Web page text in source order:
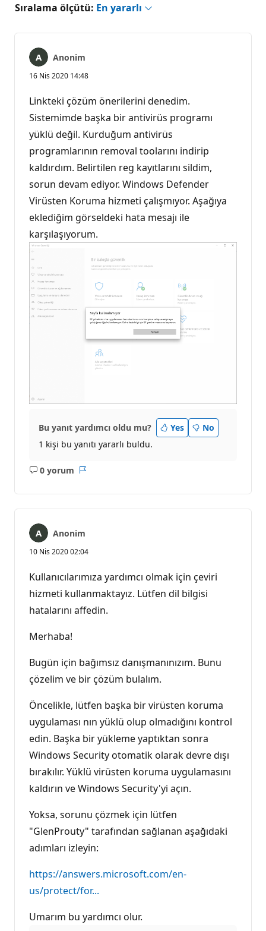
Sıralama ölçütü: En yararlı
Anonim
16 Nis 2020 14:48
Linkteki çözüm önerilerini denedim.
Sistemimde başka bir antivirüs programı
yüklü değil. Kurduğum antivirüs
programlarının removal toolarını indirip
kaldırdım. Belirtilen reg kayıtlarını sildim,
sorun devam ediyor. Windows Defender
Virüsten Koruma hizmeti çalışmıyor. Aşağıya
eklediğim görseldeki hata mesajı ile
karşılaşıyorum.
Bu yanıt yardımcı oldu mu? Yes
No
1 kişi bu yanıtı yararlı buldu.
0 yorum
Açıklama
Anonim
10 Nis 2020 02:04
Kullanıcılarımıza yardımcı olmak için çeviri
hizmeti kullanmaktayız. Lütfen dil bilgisi
hatalarını affedin.
Merhaba!
Bugün için bağımsız danışmanınızım. Bunu
çözelim ve bir çözüm bulalım.
Öncelikle, lütfen başka bir virüsten koruma
uygulaması nın yüklü olup olmadığını kontrol
edin. Başka bir yükleme yaptıktan sonra
Windows Security otomatik olarak devre dışı
bırakılır. Yüklü virüsten koruma uygulamasını
kaldırın ve Windows Security'yi açın.
Yoksa, sorunu çözmek için lütfen
"GlenProuty" tarafından sağlanan aşağıdaki
adımları izleyin:
https://answers.microsoft.com/en-
us/protect/for...
Umarım bu yardımcı olur.